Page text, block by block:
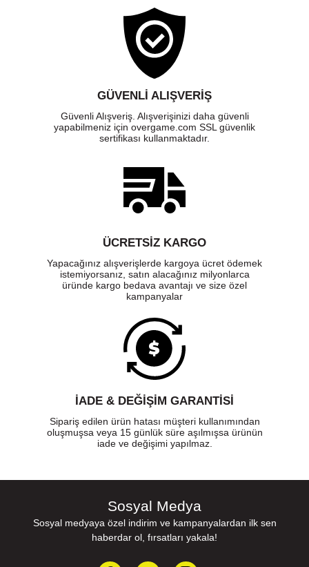
GÜVENLI ALIŞVERIŞ
Güvenli Alışveriş. Alışverişinizi daha güvenli
yapabilmeniz için overgame.com SSL güvenlik
sertifikası kullanmaktadır.
ÜCRETSIZ KARGO
Yapacağınız alışverişlerde kargoya ücret ödemek
istemiyorsanız, satın alacağınız milyonlarca
üründe kargo bedava avantajı ve size özel
kampanyalar
İADE & DEĞİŞİM GARANTİSİ
Sipariş edilen ürün hatası müşteri kullanımından
oluşmuşsa veya 15 günlük süre aşılmışsa ürünün
iade ve değişimi yapılmaz.
Sosyal Medya
Sosyal medyaya özel indirim ve kampanyalardan ilk sen
haberdar ol, fırsatları yakala!